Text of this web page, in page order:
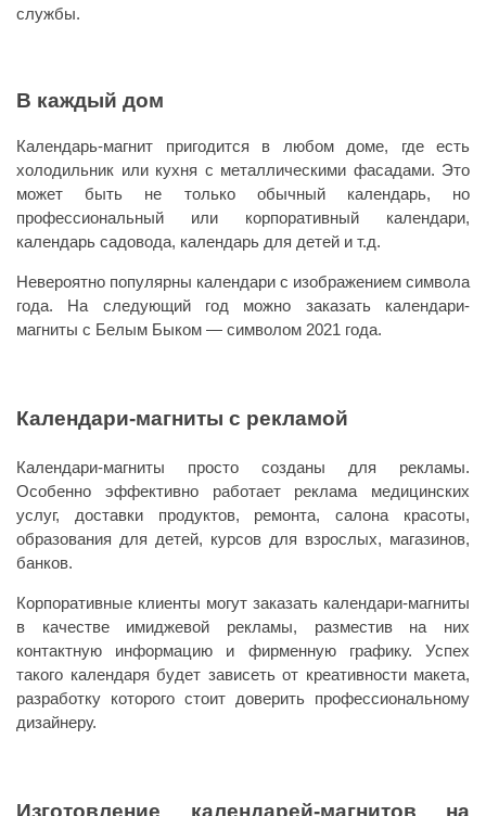
службы.
В каждый дом
Календарь-магнит пригодится в любом доме, где есть
холодильник или кухня с металлическими фасадами. Это
может быть не только обычный календарь, но
профессиональный или корпоративный календари,
календарь садовода, календарь для детей и т.д.
Невероятно популярны календари с изображением символа
года. На следующий год можно заказать календари-
магниты с Белым Быком — символом 2021 года.
Календари-магниты с рекламой
Календари-магниты просто созданы для рекламы.
Особенно эффективно работает реклама медицинских
услуг, доставки продуктов, ремонта, салона красоты,
образования для детей, курсов для взрослых, магазинов,
банков.
Корпоративные клиенты могут заказать календари-магниты
в качестве имиджевой рекламы, разместив на них
контактную информацию и фирменную графику. Успех
такого календаря будет зависеть от креативности макета,
разработку которого стоит доверить профессиональному
дизайнеру.
Изготовление календарей-магнитов на